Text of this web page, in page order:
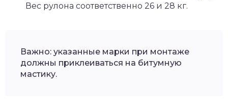
Вес рулона соответственно 26 и 28 кг.
Важно: указанные марки при монтаже
должны приклеиваться на битумную
мастику.